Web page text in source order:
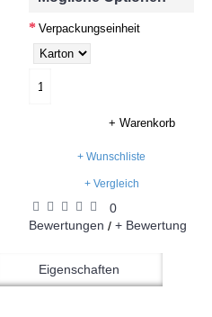
Verpackungseinheit
+ Warenkorb
+ Wunschliste
+ Vergleich
0
Bewertungen / + Bewertung
Eigenschaften